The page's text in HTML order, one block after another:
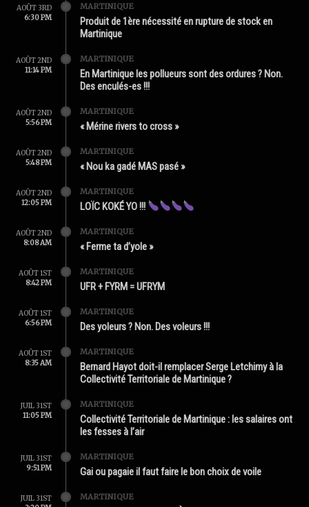
AOÛT 3RD
6:30 PM
MARTINIQUE
Produit de 1ère nécessité en rupture de stock en
Martinique
AOÛT 2ND
11:14 PM
MARTINIQUE
En Martinique les pollueurs sont des ordures ? Non.
Des enculés-es !!!
AOÛT 2ND
5:56 PM
MARTINIQUE
« Mérine rivers to cross »
AOÛT 2ND
5:48 PM
MARTINIQUE
« Nou ka gadé MAS pasé »
AOÛT 2ND
12:05 PM
MARTINIQUE
LOÏC KOKÉ YO !!!
AOÛT 2ND
8:08 AM
MARTINIQUE
« Ferme ta d’yole »
AOÛT 1ST
8:42 PM
MARTINIQUE
UFR + FYRM = UFRYM
AOÛT 1ST
6:56 PM
MARTINIQUE
Des yoleurs ? Non. Des voleurs !!!
AOÛT 1ST
8:35 AM
MARTINIQUE
Bernard Hayot doit-il remplacer Serge Letchimy à la
Collectivité Territoriale de Martinique ?
JUIL 31ST
11:05 PM
MARTINIQUE
Collectivité Territoriale de Martinique : les salaires ont
les fesses à l’air
JUIL 31ST
9:51 PM
MARTINIQUE
Gai ou pagaie il faut faire le bon choix de voile
JUIL 31ST
MARTINIQUE